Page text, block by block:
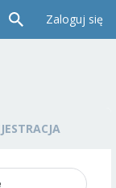
Zaloguj się